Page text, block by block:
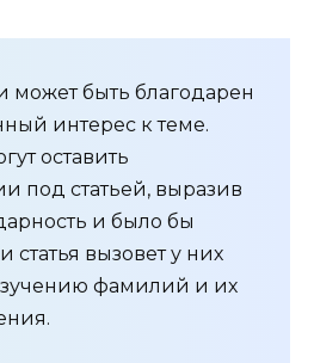
может быть благодарен
интерес к теме.
оставить
под статьей, выразив
и было бы
статья вызовет у них
фамилий и их